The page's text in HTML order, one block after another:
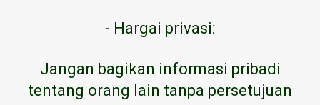
- Hargai privasi:
Jangan bagikan informasi pribadi
tentang orang lain tanpa persetujuan